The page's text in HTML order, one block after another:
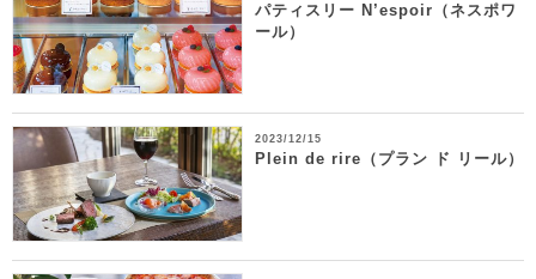
パティスリー N’espoir（ネスポワ
ール）
2023/12/15
Plein de rire（プラン ド リール）